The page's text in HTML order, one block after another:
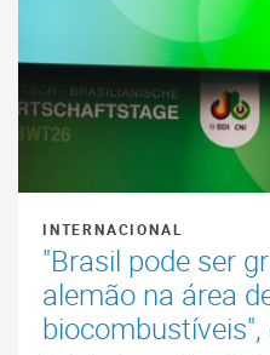
INTERNACIONAL
"Brasil pode ser
alemão na área